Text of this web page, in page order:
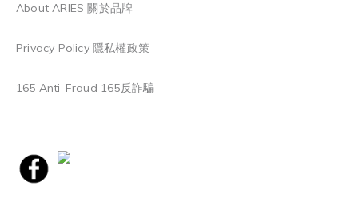
About ARIES 關於品牌
Privacy Policy 隱私權政策
165 Anti-Fraud 165反詐騙